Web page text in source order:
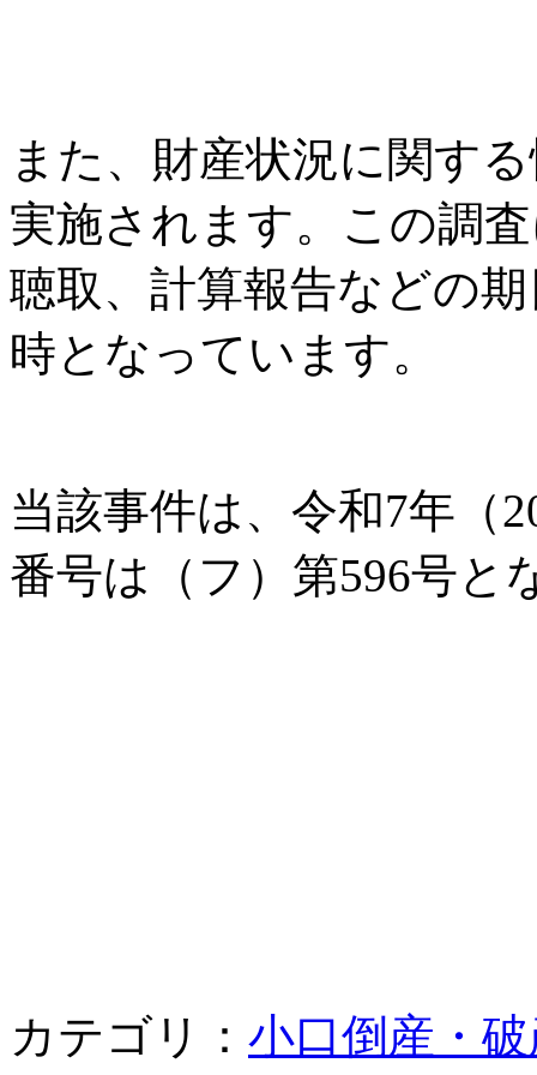
また、財産状況に関す
実施されます。この調
聴取、計算報告などの
時となっています。
当該事件は、令和7年（
番号は（フ）第596号と
カテゴリ： 小口倒産・